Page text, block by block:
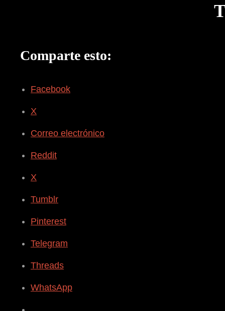
Comparte esto:
Facebook
X
Correo electrónico
Reddit
X
Tumblr
Pinterest
Telegram
Threads
WhatsApp